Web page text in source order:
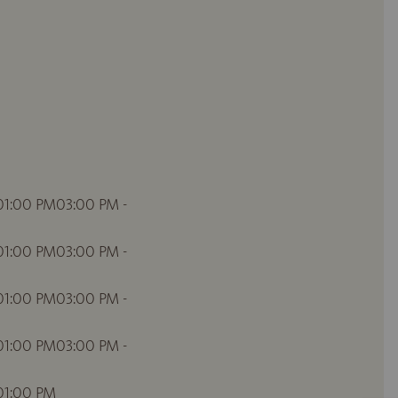
PM03:00 PM -
PM03:00 PM -
PM03:00 PM -
PM03:00 PM -
PM